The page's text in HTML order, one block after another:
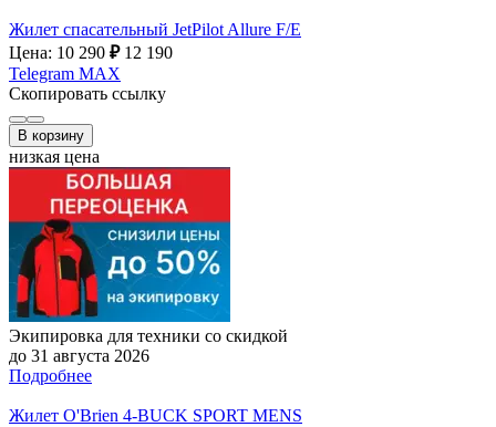
Жилет спасательный JetPilot Allure F/E
Цена: 10 290 ₽ 12 190
Telegram MAX
Скопировать ссылку
В корзину
низкая цена
Экипировка для техники со скидкой
до 31 августа 2026
Подробнее
Жилет O'Brien 4-BUCK SPORT MENS